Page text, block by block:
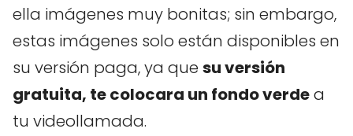
ella imágenes muy bonitas; sin embargo,
estas imágenes solo están disponibles en
su versión paga, ya que su versión
gratuita, te colocara un fondo verdea
tu videollamada.